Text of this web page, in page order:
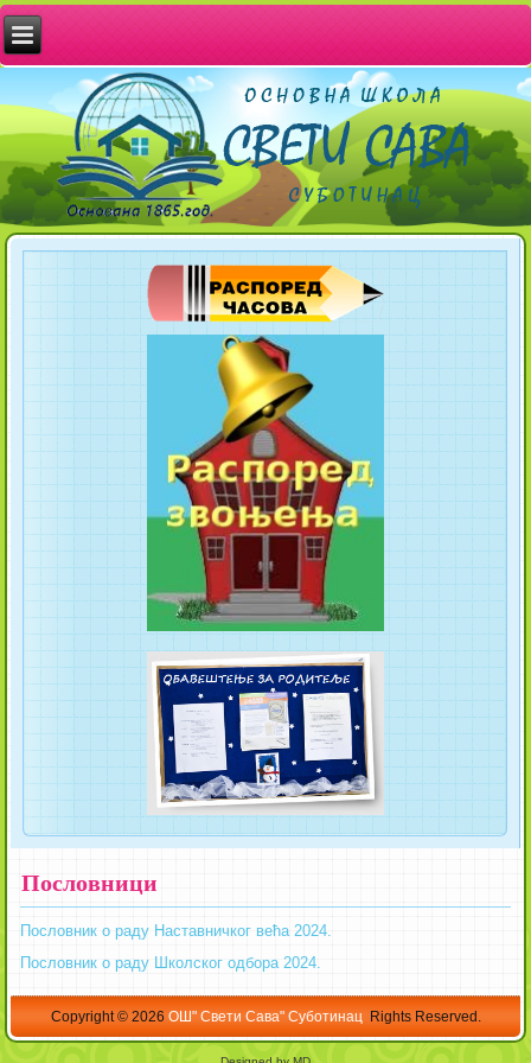
Пословници
Пословник о раду Наставничког већа 2024.
Пословник о раду Школског одбора 2024.
Copyright © 2026 ОШ" Свети Сава" Суботинац Rights Reserved.